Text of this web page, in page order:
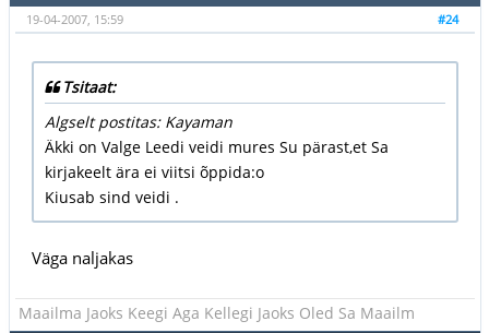
#24
19-04-2007, 15:59
Tsitaat:
Algselt postitas: Kayaman
Äkki on Valge Leedi veidi mures Su pärast,et Sa
kirjakeelt ära ei viitsi õppida:o
Kiusab sind veidi .
Väga naljakas
Maailma Jaoks Keegi Aga Kellegi Jaoks Oled Sa Maailm